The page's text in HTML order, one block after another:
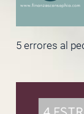
5 errores al